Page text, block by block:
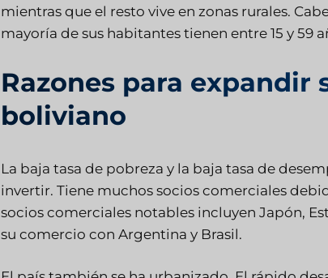
mientras que el resto vive en zonas rurales.
mayoría de sus habitantes tienen entre 15 y 59
Razones para expandir
boliviano
La baja tasa de pobreza y la baja tasa de
invertir. Tiene muchos socios comerciales
socios comerciales notables incluyen Japón,
su comercio con Argentina y Brasil.